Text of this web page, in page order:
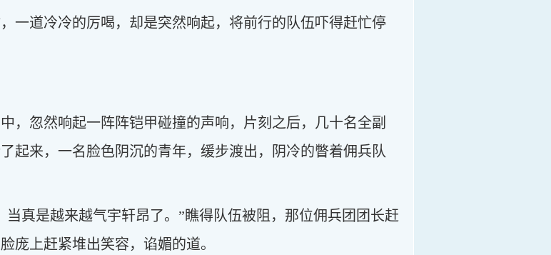
一道冷冷的厉喝，却是突然响起，将前行的队伍吓得赶忙停
，忽然响起一阵阵铠甲碰撞的声响，片刻之后，几十名全副
起来，一名脸色阴沉的青年，缓步渡出，阴冷的瞥着佣兵队
真是越来越气宇轩昂了。”瞧得队伍被阻，那位佣兵团团长赶
庞上赶紧堆出笑容，谄媚的道。